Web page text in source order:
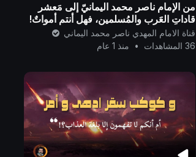
من الإمام ناصر محمد اليمانيّ إلى مَعشر
قاداتِ العََرب والمُسلمين، فهل أنتم أمواتٌ!
فاستجيبوا لما يُحييكم..
قناة الامام المهدي ناصر محمد اليماني
36 المشاهدات
• منذ 1 عام